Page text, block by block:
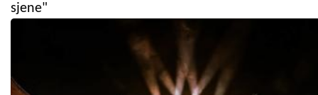
sjene"